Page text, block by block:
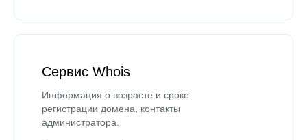
Сервис Whois
Информация о возрасте и сроке
регистрации домена, контакты
администратора.